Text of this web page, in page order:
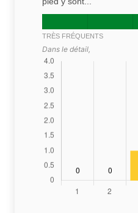
TRÈS FRÉQUENTS
Dans le détail,